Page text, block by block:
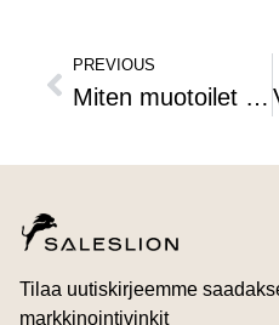
PREVIOUS
Miten muotoilet verkkokaupan ostoprosessin jälkeiset kysymykset niin, että saat oikeasti hyödyllisiä vastauksia?
Tilaa uutiskirjeemme
markkinointivinkit